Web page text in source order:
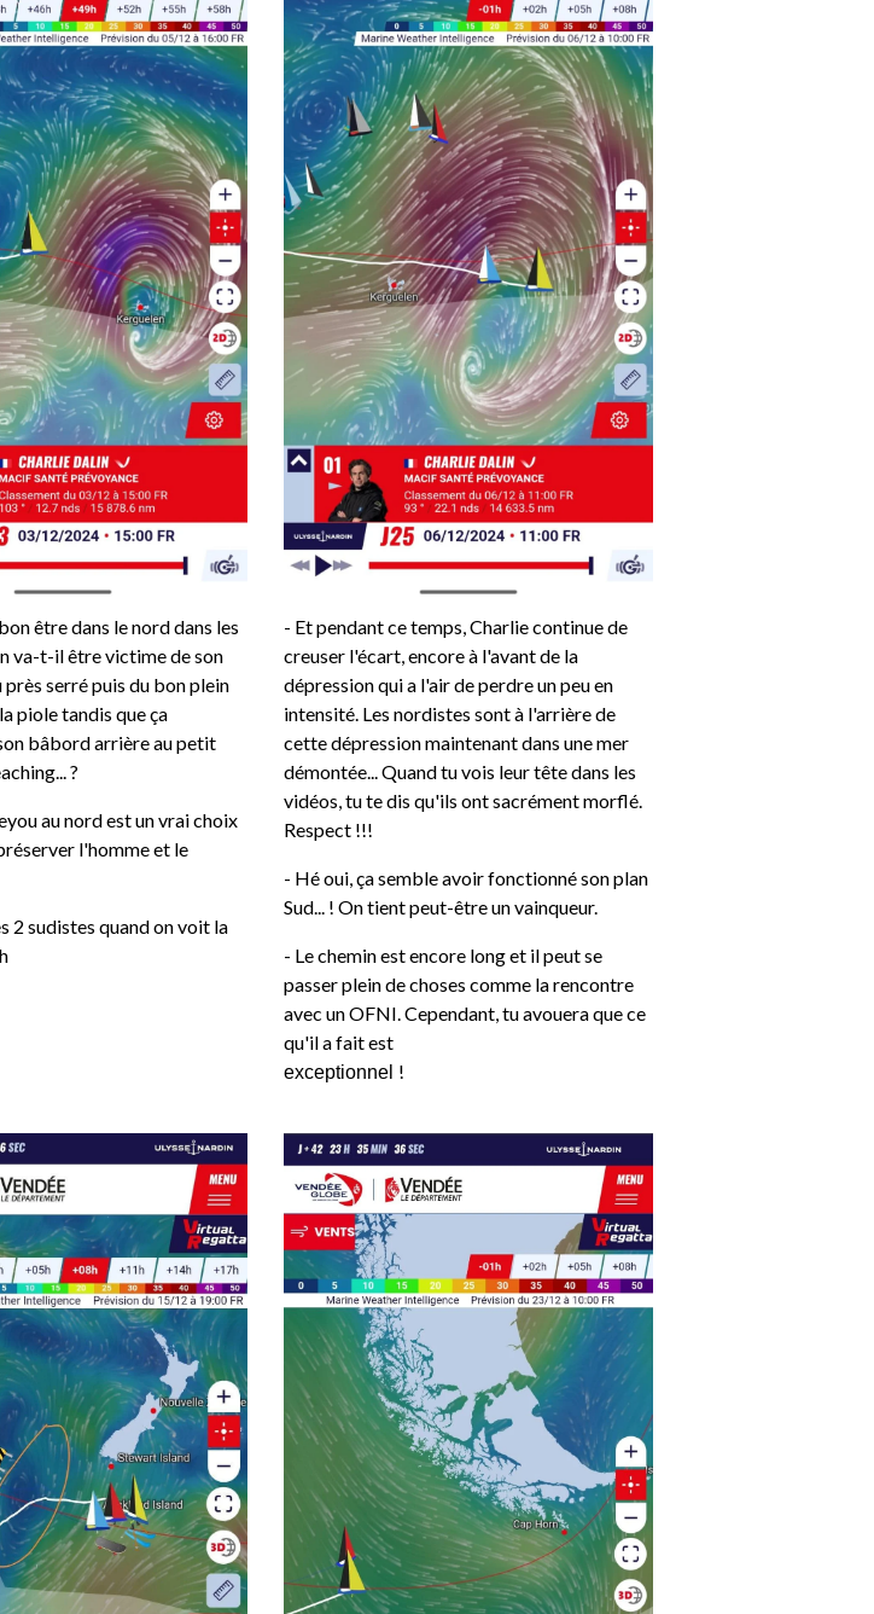
être dans le nord dans les
va-t-il être victime de son
près serré puis du bon plein
piole tandis que ça
bâbord arrière au petit
?
au nord est un vrai choix
l'homme et le
2 sudistes quand on voit la
- Et pendant ce temps, Charlie continue de
creuser l'écart, encore à l'avant de la
dépression qui a l'air de perdre un peu en
intensité. Les nordistes sont à l'arrière de
cette dépression maintenant dans une mer
démontée... Quand tu vois leur tête dans les
vidéos, tu te dis qu'ils ont sacrément morflé.
Respect !!!
- Hé oui, ça semble avoir fonctionné son plan
Sud... ! On tient peut-être un vainqueur.
- Le chemin est encore long et il peut se
passer plein de choses comme la rencontre
avec un OFNI. Cependant, tu avouera que ce
qu'il a fait est
exceptionnel !